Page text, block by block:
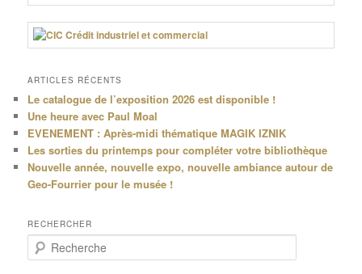
ARTICLES RÉCENTS
Le catalogue de l’exposition 2026 est disponible !
Une heure avec Paul Moal
EVENEMENT : Après-midi thématique MAGIK IZNIK
Les sorties du printemps pour compléter votre bibliothèque
Nouvelle année, nouvelle expo, nouvelle ambiance autour de
Geo-Fourrier pour le musée !
RECHERCHER
e